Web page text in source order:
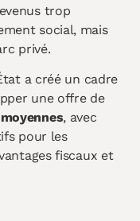
trop
social, mais
privé.
a créé un cadre
une offre de
, avec
pour les
fiscaux et